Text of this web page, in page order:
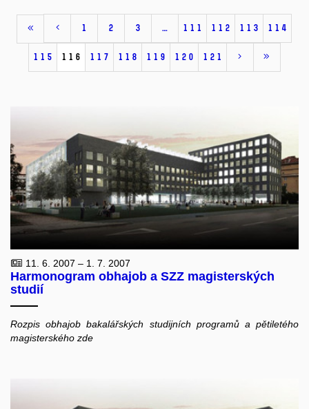
1 2 3 … 111 112 113 114
115 116 117 118 119 120 121
11. 6. 2007 – 1. 7. 2007
Harmonogram obhajob a SZZ magisterských
studií
Rozpis obhajob bakalářských studijních programů a pětiletého
magisterského zde